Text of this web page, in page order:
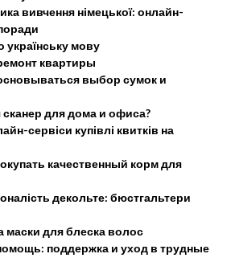
вивчення німецької: онлайн-
українську мову
квартиры
выбор сумок и
для дома и офиса?
сервіси купівлі квитків на
качественный корм для
декольте: бюстгальтери
для блеска волос
поддержка и уход в трудные